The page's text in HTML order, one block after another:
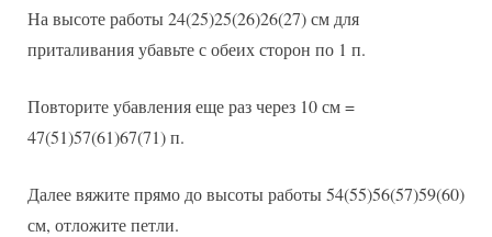
На высоте работы 24(25)25(26)26(27) см для
приталивания убавьте с обеих сторон по 1 п.
Повторите убавления еще раз через 10 см =
47(51)57(61)67(71) п.
Далее вяжите прямо до высоты работы 54(55)56(57)59(60)
см, отложите петли.